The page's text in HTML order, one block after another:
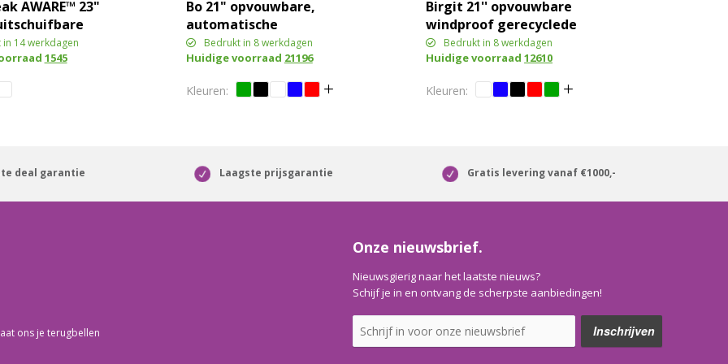
AWARE™ 23"
in 14 werkdagen
1545
Bo 21" opvouwbare,
automatische
gerecyclede PET paraplu
Bedrukt in 8 werkdagen
Huidige voorraad 21196
Birgit 21'' opvouwbare
windproof gerecyclede
PET-paraplu
Bedrukt in 8 werkdagen
Huidige voorraad12610
deal garantie Laagste prijsgarantie Gratis levering vanaf €1000,-
ons je terugbellen
Onze nieuwsbrief.
Nieuwsgierig naar het laatste nieuws?
Schijf je in en ontvang de scherpste aanbiedingen!